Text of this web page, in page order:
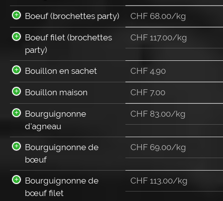
Boeuf (brochettes party) CHF 68.00/kg
Boeuf filet (brochettes
party)
CHF 117.00/kg
Bouillon en sachet CHF 4.90
Bouillon maison CHF 7.00
Bourguignonne
d'agneau
CHF 83.00/kg
Bourguignonne de
bœuf
CHF 69.00/kg
Bourguignonne de
bœuf filet
CHF 113.00/kg